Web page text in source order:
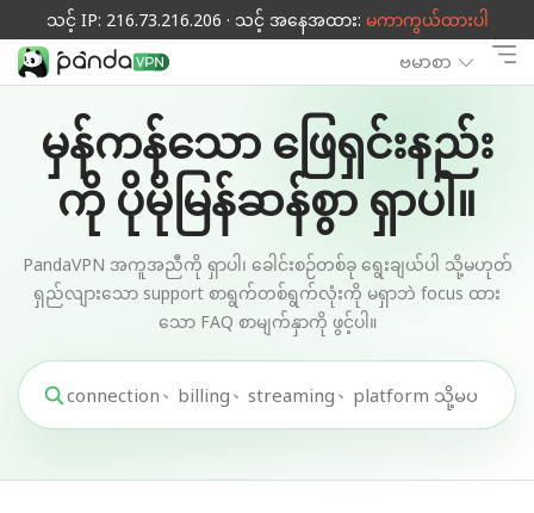
သင့် IP: 216.73.216.206 · သင့် အနေအထား: မကာကွယ်ထားပါ
ဗမာစာ
မှန်ကန်သော ဖြေရှင်းနည်း
ကို ပိုမိုမြန်ဆန်စွာ ရှာပါ။
PandaVPN အကူအညီကို ရှာပါ၊ ခေါင်းစဉ်တစ်ခု ရွေးချယ်ပါ သို့မဟုတ်
ရှည်လျားသော support စာရွက်တစ်ရွက်လုံးကို မရှာဘဲ focus ထား
သော FAQ စာမျက်နှာကို ဖွင့်ပါ။